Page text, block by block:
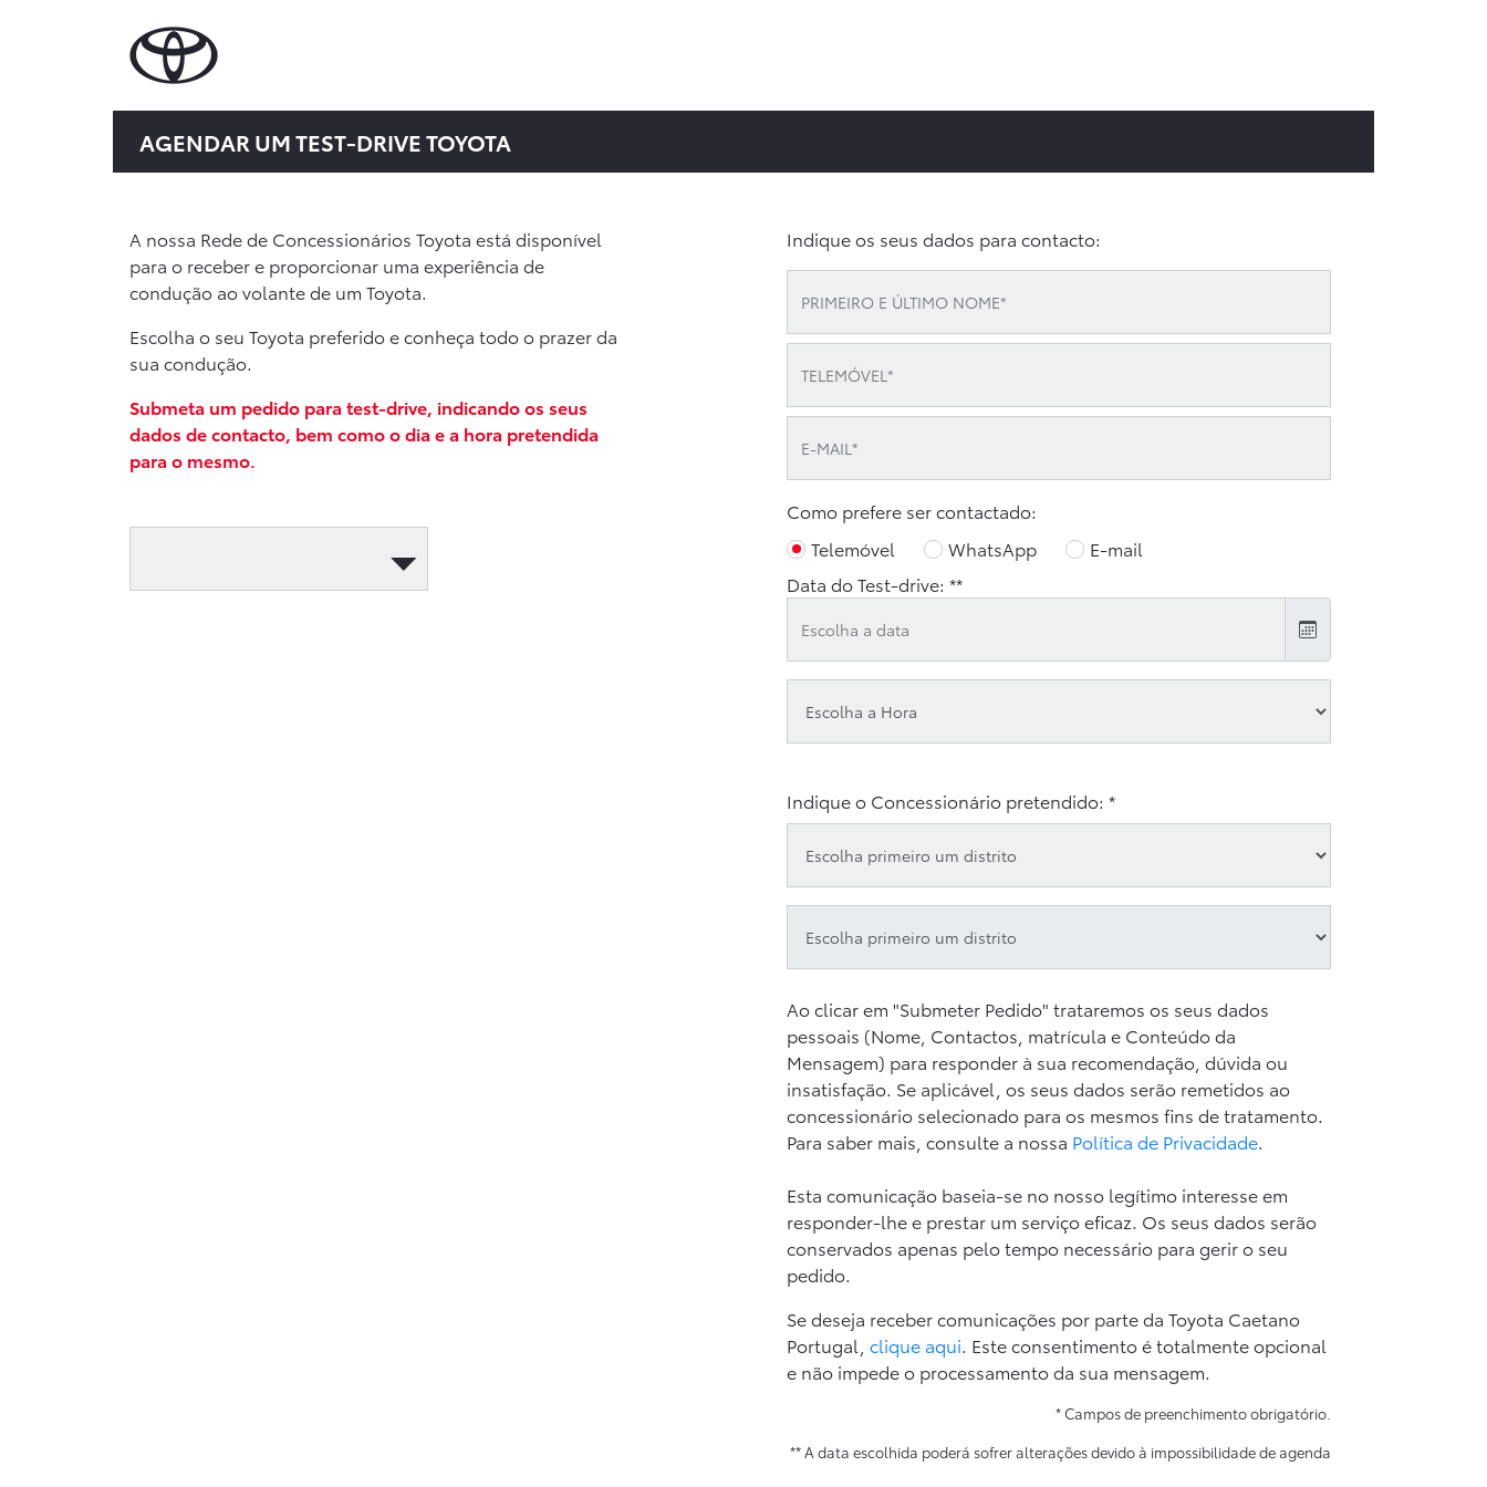
AGENDAR UM TEST-DRIVE TOYOTA
A nossa Rede de Concessionários Toyota está disponível
para o receber e proporcionar uma experiência de
condução ao volante de um Toyota.
Escolha o seu Toyota preferido e conheça todo o prazer da
sua condução.
Submeta um pedido para test-drive, indicando os seus
dados de contacto, bem como o dia e a hora pretendida
para o mesmo.
Indique os seus dados para contacto:
Como prefere ser contactado:
Telemóvel
WhatsApp
E-mail
Data do Test-drive: **
Indique o Concessionário pretendido: *
Ao clicar em "Submeter Pedido" trataremos os seus dados
pessoais (Nome, Contactos, matrícula e Conteúdo da
Mensagem) para responder à sua recomendação, dúvida ou
insatisfação. Se aplicável, os seus dados serão remetidos ao
concessionário selecionado para os mesmos fins de tratamento.
Para saber mais, consulte a nossa Política de Privacidade.
Esta comunicação baseia-se no nosso legítimo interesse em
responder-lhe e prestar um serviço eficaz. Os seus dados serão
conservados apenas pelo tempo necessário para gerir o seu
pedido.
Se deseja receber comunicações por parte da Toyota Caetano
Portugal, clique aqui. Este consentimento é totalmente opcional
e não impede o processamento da sua mensagem.
* Campos de preenchimento obrigatório.
** A data escolhida poderá sofrer alterações devido à impossibilidade de agenda